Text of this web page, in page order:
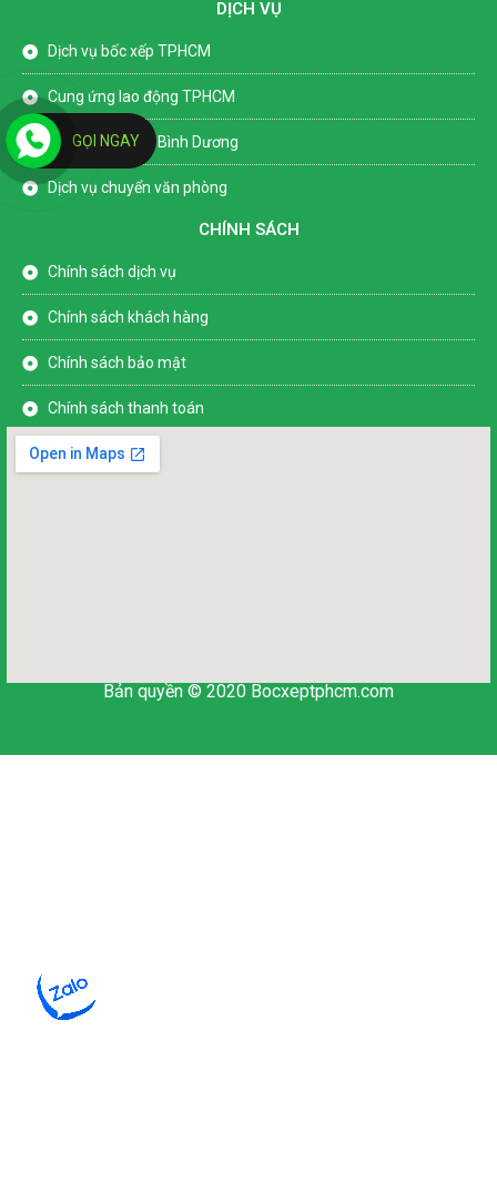
DỊCH VỤ
Dịch vụ bốc xếp TPHCM
Cung ứng lao động TPHCM
Dịch vụ bốc xếp Bình Dương
Dịch vụ chuyển văn phòng
CHÍNH SÁCH
Chính sách dịch vụ
Chính sách khách hàng
Chính sách bảo mật
Chính sách thanh toán
Bản quyền © 2020 Bocxeptphcm.com
GỌI NGAY